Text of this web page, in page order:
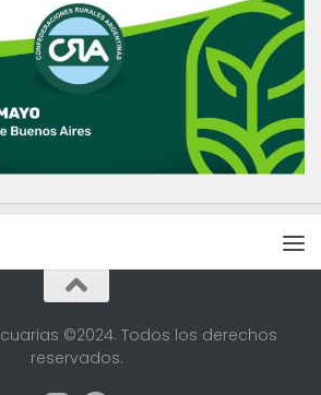
©2024. Todos los derechos
reservados.